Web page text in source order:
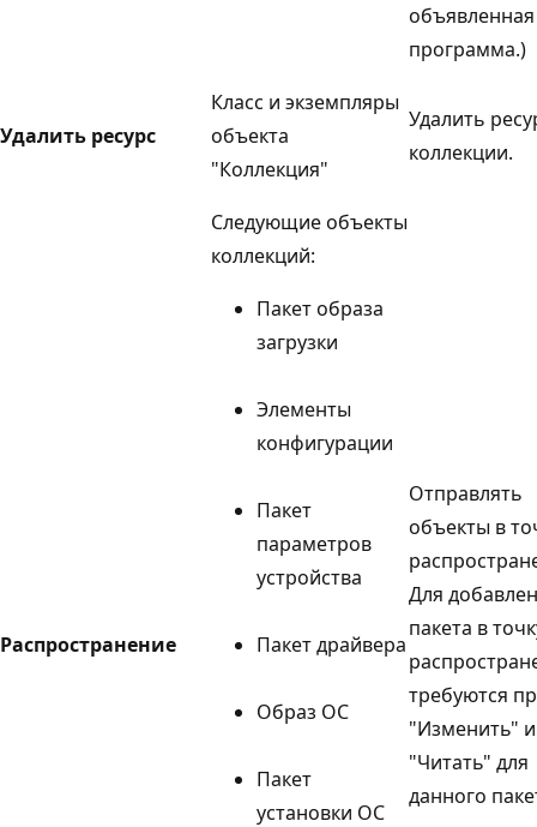
объявленная
программа.)
Удалить ресурс
Класс и экземпляры
объекта
"Коллекция"
Удалить
коллекции.
Распространение
Следующие объекты
коллекций:
Пакет образа
загрузки
Элементы
конфигурации
Пакет
параметров
устройства
Пакет драйвера
Образ ОС
Пакет
установки ОС
Отправлять
объекты в
Для
пакета в
требуются
"Изменить" и
"Читать" для
данного